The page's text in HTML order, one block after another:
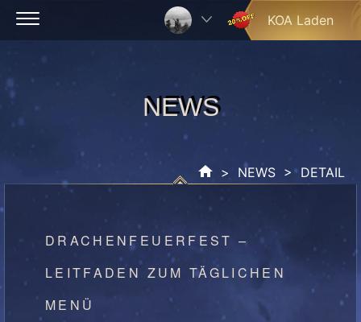
Skip
KOA Laden
NEWS
NEWS
> NEWS > DETAIL
DRACHENFEUERFEST –
LEITFADEN ZUM TÄGLICHEN
MENÜ